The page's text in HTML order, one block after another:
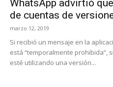
WhatsApp advirtió
de cuentas de
marzo 12, 2019
Si recibió un mensaje en la
está “temporalmente prohibida”,
esté utilizando una versión...